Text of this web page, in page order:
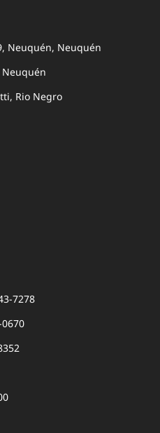
Neuquén, Neuquén
Rio Negro
7278